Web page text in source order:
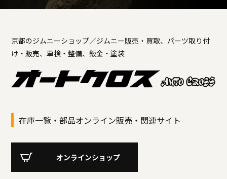
京都のジムニーショップ／ジムニー販売・買取、パーツ取り付
け・販売、車検・整備、鈑金・塗装
在庫一覧・部品オンライン販売・関連サイト
オンラインショップ